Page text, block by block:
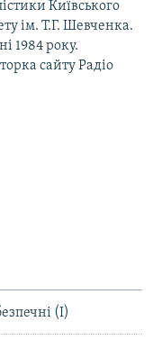
Київського
ім. Т.Г. Шевченка.
1984 року.
сайту Радіо
(I)